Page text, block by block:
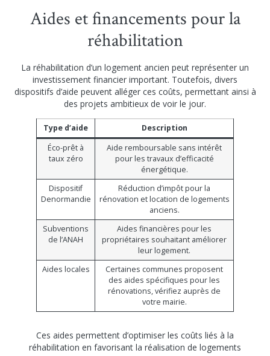
Aides et financements pour la
réhabilitation
La réhabilitation d’un logement ancien peut représenter un
investissement financier important. Toutefois, divers
dispositifs d’aide peuvent alléger ces coûts, permettant ainsi à
des projets ambitieux de voir le jour.
Type d’aide
Description
Éco-prêt à
taux zéro
Aide remboursable sans intérêt
pour les travaux d’efficacité
énergétique.
Dispositif
Denormandie
Réduction d’impôt pour la
rénovation et location de logements
anciens.
Subventions
de l’ANAH
Aides financières pour les
propriétaires souhaitant améliorer
leur logement.
Aides locales
Certaines communes proposent
des aides spécifiques pour les
rénovations, vérifiez auprès de
votre mairie.
Ces aides permettent d’optimiser les coûts liés à la
réhabilitation en favorisant la réalisation de logements